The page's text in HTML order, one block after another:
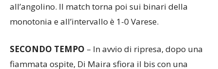
all’angolino. Il match torna poi sui binari della
monotonia e all’intervallo è 1-0 Varese.
SECONDO TEMPO – In avvio di ripresa, dopo una
fiammata ospite, Di Maira sfiora il bis con una